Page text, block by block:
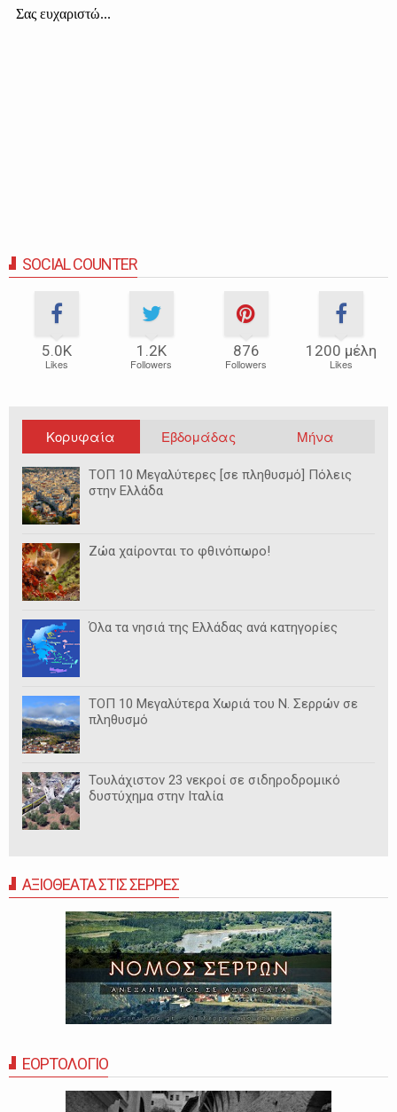
SOCIAL COUNTER
5.0Κ
Likes
1.2Κ
Followers
876
Followers
1200 μέλη
Likes
Κορυφαία Εβδομάδας Μήνα
ΤΟΠ 10 Μεγαλύτερες [σε πληθυσμό] Πόλεις
στην Ελλάδα
Ζώα χαίρονται το φθινόπωρο!
Όλα τα νησιά της Ελλάδας ανά κατηγορίες
ΤΟΠ 10 Μεγαλύτερα Χωριά του Ν. Σερρών σε
πληθυσμό
Τουλάχιστον 23 νεκροί σε σιδηροδρομικό
δυστύχημα στην Ιταλία
ΑΞΙΟΘΕΑΤΑ ΣΤΙΣ ΣΕΡΡΕΣ
ΕΟΡΤΟΛΟΓΙΟ